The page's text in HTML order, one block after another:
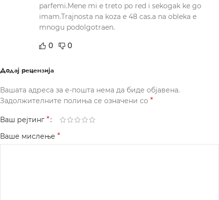
parfemi.Mene mi e treto po red i sekogak ke go
imam.Trajnosta na koza e 48 cas.a na obleka e
mnogu podolgotraen.
0 0
Додај рецензија
Вашата адреса за е-пошта нема да биде објавена.
Задолжителните полиња се означени со *
Ваш рејтинг *
Ваше мислење *